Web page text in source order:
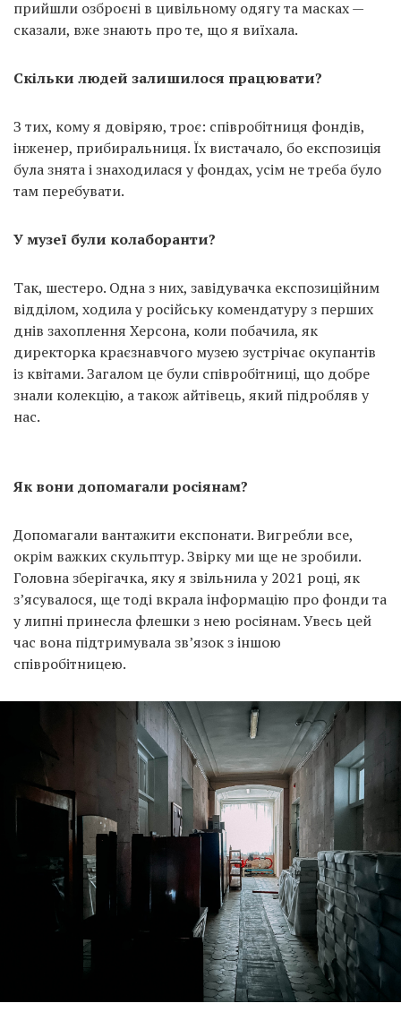
прийшли озброєні в цивільному одягу та масках —
сказали, вже знають про те, що я виїхала.
Скільки людей залишилося працювати?
З тих, кому я довіряю, троє: співробітниця фондів,
інженер, прибиральниця. Їх вистачало, бо експозиція
була знята і знаходилася у фондах, усім не треба було
там перебувати.
У музеї були колаборанти?
Так, шестеро. Одна з них, завідувачка експозиційним
відділом, ходила у російську комендатуру з перших
днів захоплення Херсона, коли побачила, як
директорка краєзнавчого музею зустрічає окупантів
із квітами. Загалом це були співробітниці, що добре
знали колекцію, а також айтівець, який підробляв у
нас.
Як вони допомагали росіянам?
Допомагали вантажити експонати. Вигребли все,
окрім важких скульптур. Звірку ми ще не зробили.
Головна зберігачка, яку я звільнила у 2021 році, як
з’ясувалося, ще тоді вкрала інформацію про фонди та
у липні принесла флешки з нею росіянам. Увесь цей
час вона підтримувала зв’язок з іншою
співробітницею.